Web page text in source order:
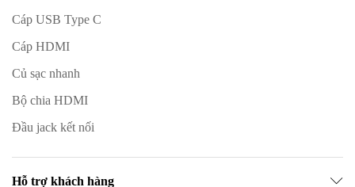
Cáp USB Type C
Cáp HDMI
Củ sạc nhanh
Bộ chia HDMI
Đầu jack kết nối
Hỗ trợ khách hàng